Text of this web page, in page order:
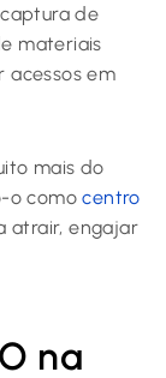
de
materiais
acessos em
mais do
o comocentro
atrair, engajar
na